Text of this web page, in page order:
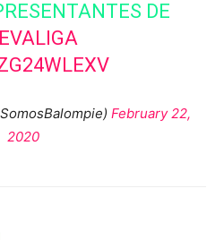
DE
February 22,
2020